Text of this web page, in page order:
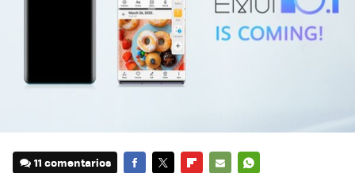
11 comentarios